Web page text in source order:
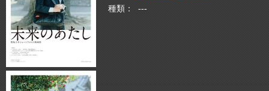
種類
---